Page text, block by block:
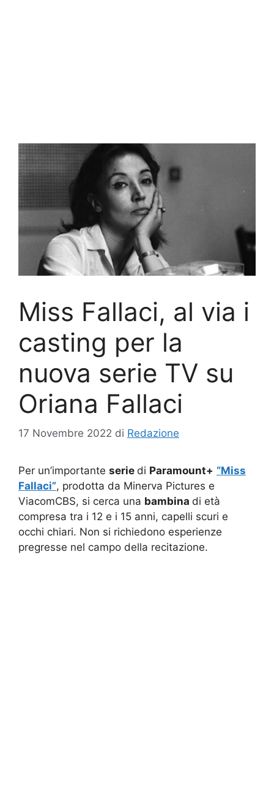
Miss Fallaci, al via i
casting per la
nuova serie TV su
Oriana Fallaci
17 Novembre 2022 di Redazione
Per un’importante serie di Paramount+ “Miss
Fallaci”, prodotta da Minerva Pictures e
ViacomCBS, si cerca una bambina di età
compresa tra i 12 e i 15 anni, capelli scuri e
occhi chiari. Non si richiedono esperienze
pregresse nel campo della recitazione.